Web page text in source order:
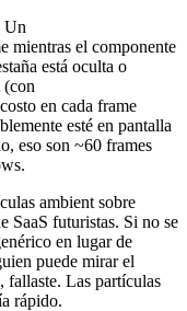
Un
mientras el componente
está oculta o
(con
en cada frame
esté en pantalla
eso son ~60 frames
ambient sobre
SaaS futuristas. Si no se
en lugar de
puede mirar el
Las partículas
rápido.